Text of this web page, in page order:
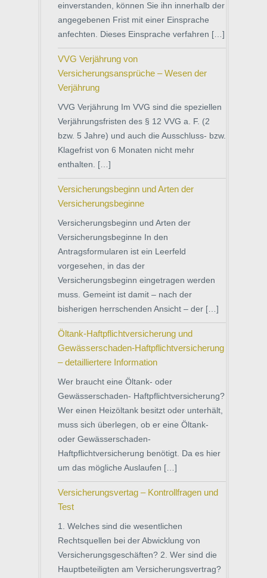
einverstanden, können Sie ihn innerhalb der
angegebenen Frist mit einer Einsprache
anfechten. Dieses Einsprache verfahren […]
VVG Verjährung von
Versicherungsansprüche – Wesen der
Verjährung
VVG Verjährung Im VVG sind die speziellen
Verjährungsfristen des § 12 VVG a. F. (2
bzw. 5 Jahre) und auch die Ausschluss- bzw.
Klagefrist von 6 Monaten nicht mehr
enthalten. […]
Versicherungsbeginn und Arten der
Versicherungsbeginne
Versicherungsbeginn und Arten der
Versicherungsbeginne In den
Antragsformularen ist ein Leerfeld
vorgesehen, in das der
Versicherungsbeginn eingetragen werden
muss. Gemeint ist damit – nach der
bisherigen herrschenden Ansicht – der […]
Öltank-Haftpflichtversicherung und
Gewässerschaden-Haftpflichtversicherung
– detailliertere Information
Wer braucht eine Öltank- oder
Gewässerschaden- Haftpflichtversicherung?
Wer einen Heizöltank besitzt oder unterhält,
muss sich überlegen, ob er eine Öltank-
oder Gewässerschaden-
Haftpflichtversicherung benötigt. Da es hier
um das mögliche Auslaufen […]
Versicherungsvertag – Kontrollfragen und
Test
1. Welches sind die wesentlichen
Rechtsquellen bei der Abwicklung von
Versicherungsgeschäften? 2. Wer sind die
Hauptbeteiligten am Versicherungsvertrag?